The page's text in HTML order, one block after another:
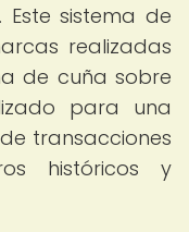
sistema de
realizadas
de cuña sobre
para una
transacciones
históricos y